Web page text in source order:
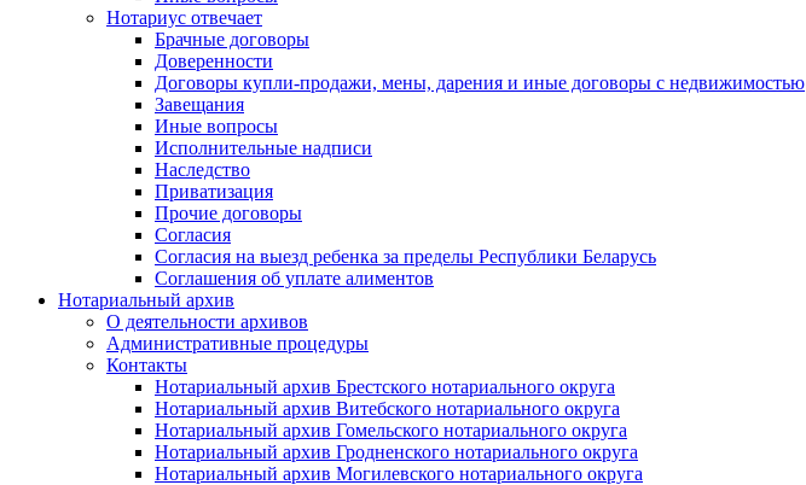
Нотариус отвечает
Брачные договоры
Доверенности
Договоры купли-продажи, мены, дарения и иные договоры с недвижимостью
Завещания
Иные вопросы
Исполнительные надписи
Наследство
Приватизация
Прочие договоры
Согласия
Согласия на выезд ребенка за пределы Республики Беларусь
Соглашения об уплате алиментов
Нотариальный архив
О деятельности архивов
Административные процедуры
Контакты
Нотариальный архив Брестского нотариального округа
Нотариальный архив Витебского нотариального округа
Нотариальный архив Гомельского нотариального округа
Нотариальный архив Гродненского нотариального округа
Нотариальный архив Могилевского нотариального округа